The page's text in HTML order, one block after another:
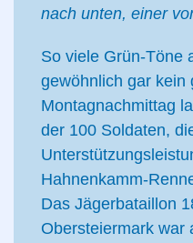
nach unten, einer
So viele Grün-Töne
gewöhnlich gar kein
Montagnachmittag
der 100 Soldaten,
Hahnenkamm-
Das Jägerbataillon
Obersteiermark war